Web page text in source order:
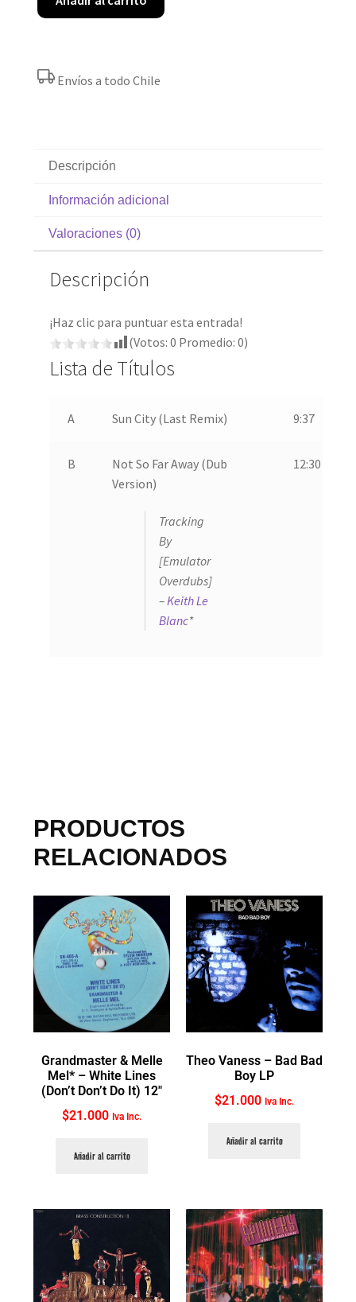
Envíos a todo Chile
Descripción
Información adicional
Valoraciones (0)
Descripción
¡Haz clic para puntuar esta entrada!
(Votos: 0 Promedio: 0)
Lista de Títulos
A Sun City (Last Remix) 9:37
B
Not So Far Away (Dub
Version)
Tracking
By
[Emulator
Overdubs]
–Keith Le
Blanc*
12:30
PRODUCTOS
RELACIONADOS
Grandmaster & Melle
Mel* ‎– White Lines
(Don’t Don’t Do It) 12″
$21.000 Iva Inc.
Añadir al carrito
Theo Vaness ‎– Bad Bad
Boy LP
$21.000 Iva Inc.
Añadir al carrito